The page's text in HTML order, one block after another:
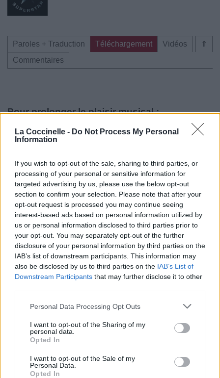
La Coccinelle - Do Not Process My Personal
Information
If you wish to opt-out of the sale, sharing to third parties, or
processing of your personal or sensitive information for
targeted advertising by us, please use the below opt-out
section to confirm your selection. Please note that after your
opt-out request is processed you may continue seeing
interest-based ads based on personal information utilized by
us or personal information disclosed to third parties prior to
your opt-out. You may separately opt-out of the further
disclosure of your personal information by third parties on the
IAB’s list of downstream participants. This information may
also be disclosed by us to third parties on the IAB’s List of
Downstream Participants that may further disclose it to other
Personal Data Processing Opt Outs
I want to opt-out of the Sharing of my
personal data.
Opted In
I want to opt-out of the Sale of my
Personal Data.
Opted In
⇑
Paroles + Traduction Téléchargement
Vidéos
Commentaires
Pour prolonger le plaisir musical :
Vous aimez chanter, apprenez la guitare chez
Télécharger légalement les MP3 sur
Trouver des vinyles et des CD sur
Trouver un instrument de musique ou une partition au
meilleur prix sur
Paroles + Traduction Téléchargement
Vidéos
Commentaires
Voir la vidéo de «We Don't
Celebrate Sundays»
Paroles + Traduction